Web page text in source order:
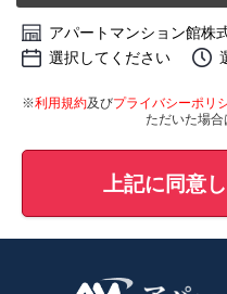
アパートマンション館
選択してください
※利用規約及びプライバシーポリ
ただいた場合
上記に同意